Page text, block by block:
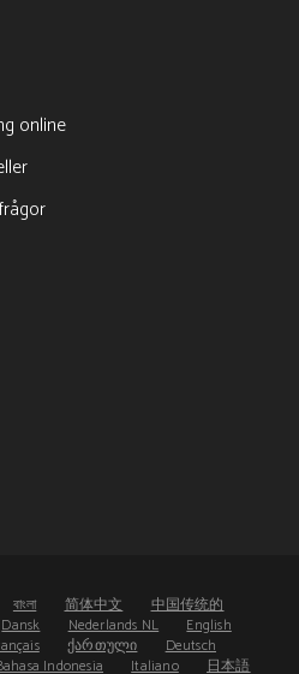
online
বাংলা 简体中文
中国传统的
Dansk Nederlands NL
English
ქართული
Deutsch
Indonesia Italiano 日本語